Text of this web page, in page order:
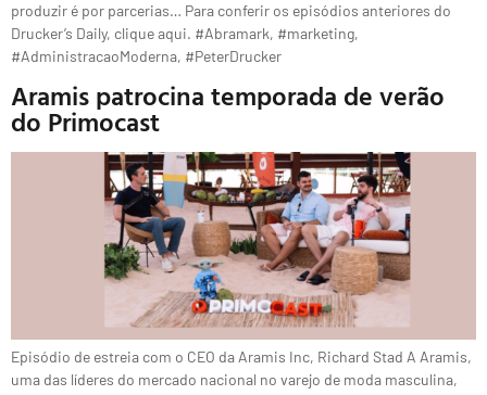
produzir é por parcerias… Para conferir os episódios anteriores do
Drucker’s Daily, clique aqui. #Abramark, #marketing,
#AdministracaoModerna, #PeterDrucker
Aramis patrocina temporada de verão
do Primocast
Episódio de estreia com o CEO da Aramis Inc, Richard Stad A Aramis,
uma das líderes do mercado nacional no varejo de moda masculina,